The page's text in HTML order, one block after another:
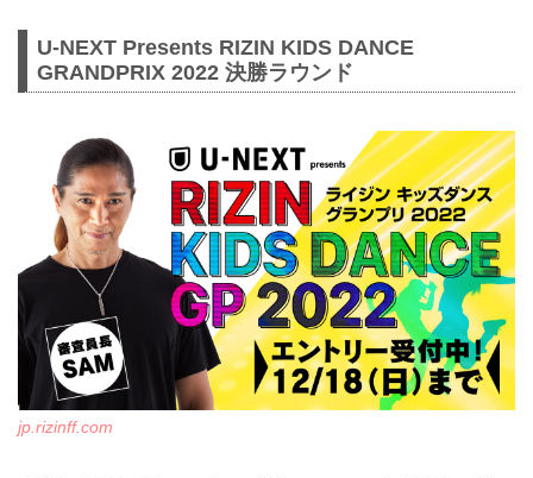
ナのコミュニティアリーナで行われる
『格闘技EXPO 2022』内で、スペシャル
トークショーが開催されることが決定し
このトークショーには牛久絢太郎、浅倉
カンナ、関根“シュレック”秀樹が出演する
ぞ！
湘南美容クリニック presents RIZIN.40開
始前に、格闘技EXPO 2022でRIZINファ
イターのトークショーを楽しもう！
スペシャルトークショー 概要
開催日時
2022年12月31日（土）開始 12:30（予
定）
実施場所
さいたま...
U-NEXT Presents RIZIN KIDS DANCE
GRANDPRIX 2022 決勝ラウンド
jp.rizinff.com